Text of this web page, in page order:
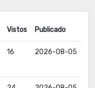
Vistos Publicado
16 2026-08-05